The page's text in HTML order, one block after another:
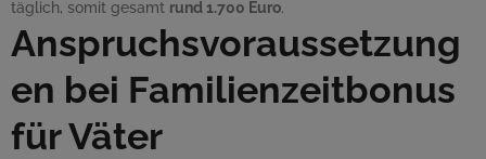
täglich, somit gesamt rund 1.700 Euro.
Anspruchsvoraussetzung
en bei Familienzeitbonus
für Väter